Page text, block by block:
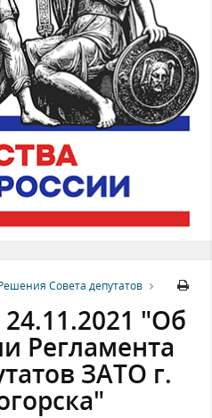
Совета депутатов
"Об
Регламента
ЗАТО г.